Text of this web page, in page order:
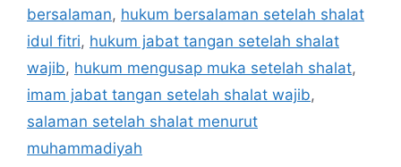
bersalaman, hukum bersalaman setelah shalat
idul fitri, hukum jabat tangan setelah shalat
wajib, hukum mengusap muka setelah shalat,
imam jabat tangan setelah shalat wajib,
salaman setelah shalat menurut
muhammadiyah